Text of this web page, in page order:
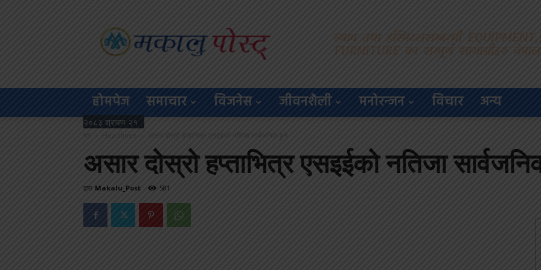
Post
२०८३ श्रावण २१
होमपेज समाचार विजनेस जीवनशैली मनोरन्जन विचार अन्य
Headlines असार दोस्रो हप्ताभित्र एसइईको नतिजा सार्वजनिक हुने
असार दोस्रो हप्ताभित्र एसइईको नतिजा
द्वारा Makalu_Post - 581